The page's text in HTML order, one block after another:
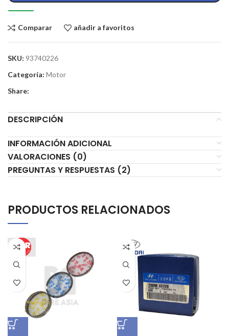
Comparar añadir a favoritos
SKU: 93740226
Categoría: Motor
Share:
DESCRIPCIÓN
INFORMACIÓN ADICIONAL
VALORACIONES (0)
PREGUNTAS Y RESPUESTAS (2)
PRODUCTOS RELACIONADOS